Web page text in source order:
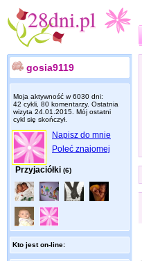
gosia9119
Moja aktywność w 6030 dni:
42 cykli, 80 komentarzy. Ostatnia
wizyta 24.01.2015 . Mój ostatni
cykl się skończył.
Napisz do mnie
Poleć znajomej
Przyjaciółki (6)
Kto jest on-line: